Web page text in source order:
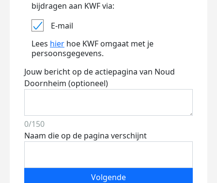
bijdragen aan KWF via:
E-mail
Lees hier hoe KWF omgaat met je
persoonsgegevens.
Jouw bericht op de actiepagina van Noud
Doornheim (optioneel)
0/150
Naam die op de pagina verschijnt
Volgende